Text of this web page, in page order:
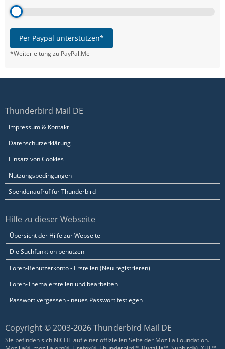
Per Paypal unterstützen*
*Weiterleitung zu PayPal.Me
Thunderbird Mail DE
Impressum & Kontakt
Datenschutzerklärung
Einsatz von Cookies
Nutzungsbedingungen
Spendenaufruf für Thunderbird
Hilfe zu dieser Webseite
Übersicht der Hilfe zur Webseite
Die Suchfunktion benutzen
Foren-Benutzerkonto - Erstellen (Neu registrieren)
Foren-Thema erstellen und bearbeiten
Passwort vergessen - neues Passwort festlegen
Copyright © 2003-2026 Thunderbird Mail DE
Sie befinden sich NICHT auf einer offiziellen Seite der Mozilla Foundation.